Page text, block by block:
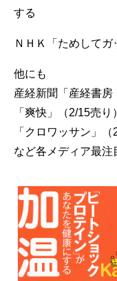
する
ＮＨＫ「ためしてガ
他にも
産経新聞「産経書房
「爽快」（2/15売
「クロワッサン」
など各メディア最注